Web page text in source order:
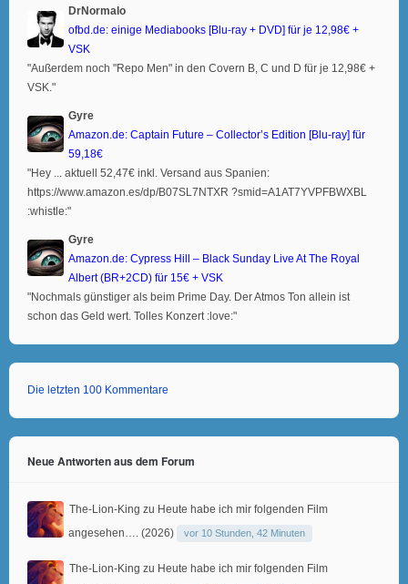
DrNormalo
ofbd.de: einige Mediabooks [Blu-ray + DVD] für je 12,98€ +
VSK
"Außerdem noch "Repo Men" in den Covern B, C und D für je 12,98€ +
VSK."
Gyre
Amazon.de: Captain Future – Collector’s Edition [Blu-ray] für
59,18€
"Hey ... aktuell 52,47€ inkl. Versand aus Spanien:
https://www.amazon.es/dp/B07SL7NTXR ?smid=A1AT7YVPFBWXBL
:whistle:"
Gyre
Amazon.de: Cypress Hill – Black Sunday Live At The Royal
Albert (BR+2CD) für 15€ + VSK
"Nochmals günstiger als beim Prime Day. Der Atmos Ton allein ist
schon das Geld wert. Tolles Konzert :love:"
Die letzten 100 Kommentare
Neue Antworten aus dem Forum
The-Lion-King zu Heute habe ich mir folgenden Film
angesehen…. (2026)
vor 10 Stunden, 42 Minuten
The-Lion-King zu Heute habe ich mir folgenden Film